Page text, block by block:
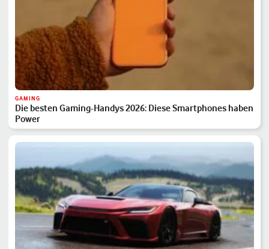
GAMING
Die besten Gaming-Handys 2026: Diese Smartphones haben
Power